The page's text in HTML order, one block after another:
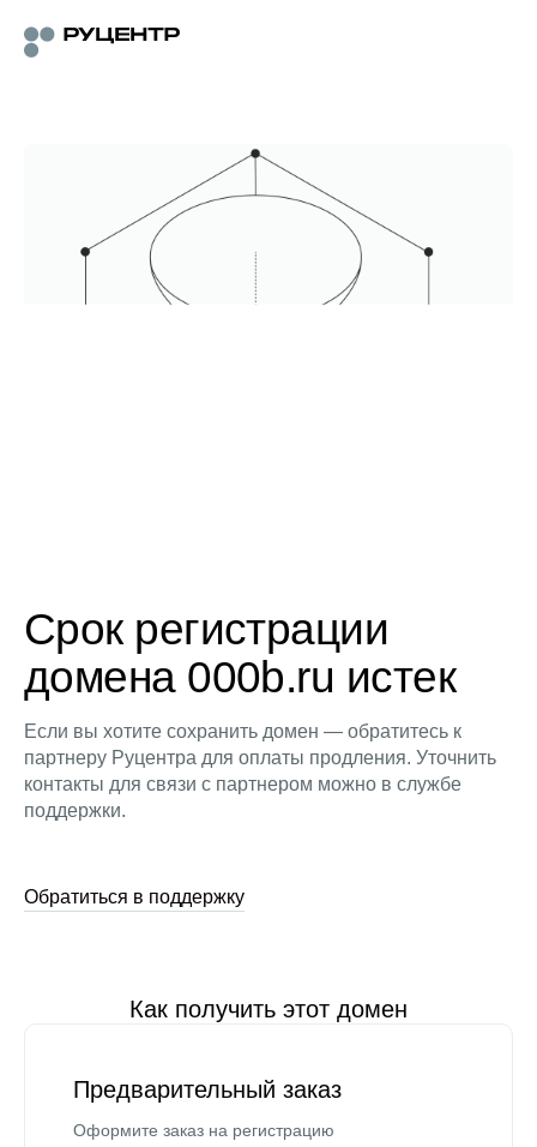
Срок регистрации
домена 000b.ru истек
Если вы хотите сохранить домен — обратитесь к
партнеру Руцентра для оплаты продления. Уточнить
контакты для связи с партнером можно в службе
поддержки.
Обратиться в поддержку
Как получить этот домен
Предварительный заказ
Оформите заказ на регистрацию